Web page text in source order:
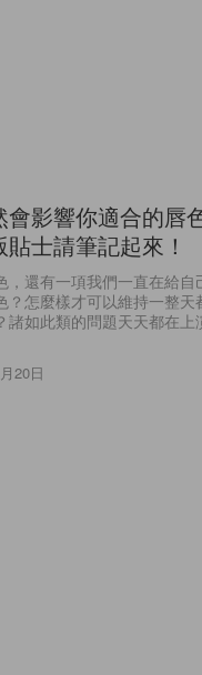
影響你適合的唇
士請筆記起來！
，還有一項我們一直在給自
？怎麼樣才可以維持一整
諸如此類的問題天天都在上
20日